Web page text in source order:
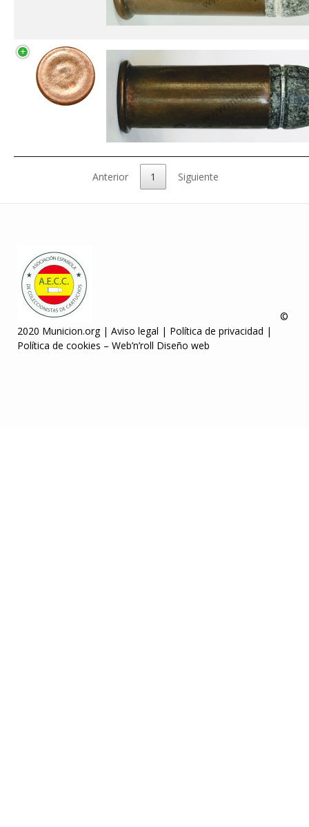
Anterior 1 Siguiente
©
2020 Municion.org | Aviso legal | Política de privacidad |
Política de cookies – Web’n’roll Diseño web